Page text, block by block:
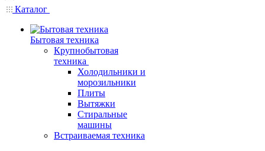
Каталог
Бытовая техника
Крупнобытовая
техника
Холодильники и
морозильники
Плиты
Вытяжки
Стиральные
машины
Встраиваемая техника